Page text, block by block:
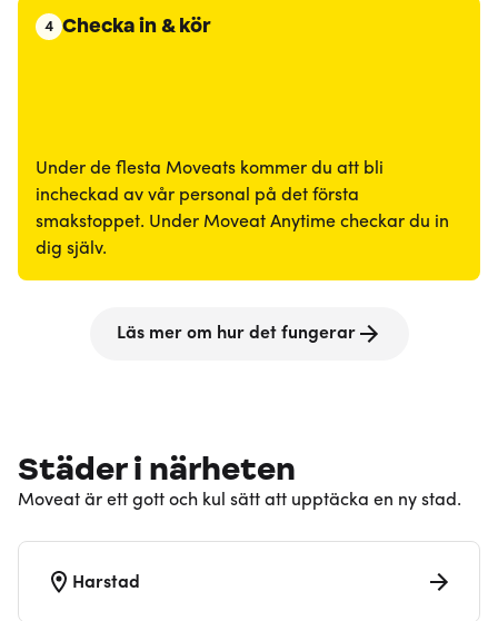
4 Checka in & kör
Under de flesta Moveats kommer du att bli
incheckad av vår personal på det första
smakstoppet. Under Moveat Anytime checkar du in
dig själv.
Läs mer om hur det fungerar
Städer i närheten
Moveat är ett gott och kul sätt att upptäcka en ny stad.
Harstad